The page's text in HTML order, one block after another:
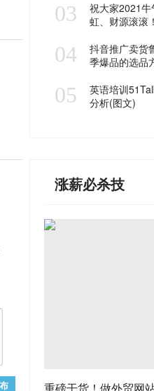
03
祝大家2021
虹、财源滚滚！
04
抖音推广卖货
季爆品的选品
05
英语培训
分析(图文)
涨薪必杀技